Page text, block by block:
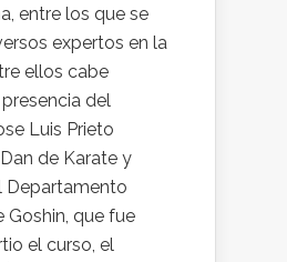
entre los que se
expertos en la
ellos cabe
del
Luis Prieto
de Karate y
Departamento
Goshin, que fue
el curso, el